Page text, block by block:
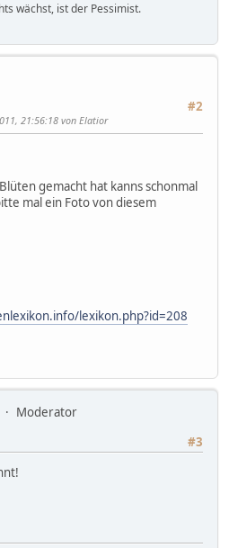
wächst, ist der Pessimist.
#2
21:56:18 von Elatior
gemacht hat kanns schonmal
mal ein Foto von diesem
lexikon.php?id=208
Moderator
#3